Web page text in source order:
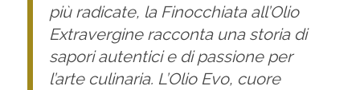
più radicate, la Finocchiata all’Olio
Extravergine racconta una storia di
sapori autentici e di passione per
l’arte culinaria. L’Olio Evo, cuore